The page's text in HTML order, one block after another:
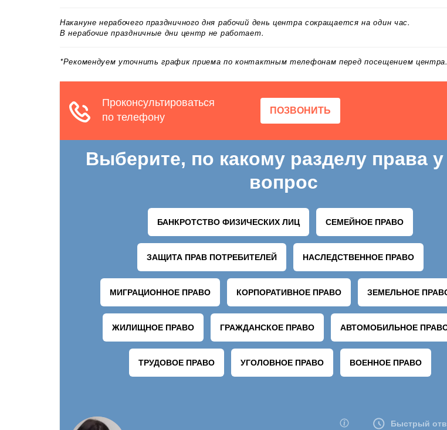
Накануне нерабочего праздничного дня рабочий день центра сокращается на один час.
В нерабочие праздничные дни центр не работает.
*Рекомендуем уточнить график приема по контактным телефонам перед посещением центра.